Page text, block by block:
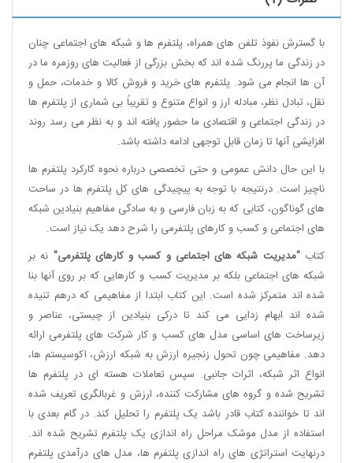
با گسترش نفوذ تلفن های همراه، پلتفرم ها و شبکه های اجتماعی چنان
در زندگی ما پررنگ شده اند که بخش بزرگی از فعالیت های روزمره ما در
آن ها انجام می شود. پلتفرم های خرید و فروش کالا و خدمات، حمل و
نقل، تبادل نظر، مبادله ارز و انواع متنوع و تقریباً بی شماری از پلتفرم ها
در زندگی اجتماعی و اقتصادی ما حضور یافته اند و به نظر می رسد روند
افزایشی آنها تا زمان قابل توجهی ادامه داشته باشد.
با این حال دانش عمومی و حتی تخصصی درباره نحوه کارکرد پلتفرم ها
ناچیز است. درنتیجه با توجه به پیچیدگی های کل پلتفرم ها در ساحت
های گوناگون، کتابی که به زبان فارسی و به سادگی مفاهیم بنیادین شبکه
های اجتماعی و کسب و کارهای پلتفرمی را شرح دهد یک نیاز است.
کتاب"مدیریت شبکه های اجتماعی و کسب و کارهای پلتفرمی" نه بر
شبکه های اجتماعی بلکه بر مدیریت کسب و کارهایی که بر روی آنها بنا
شده اند متمرکز شده است. این کتاب ابتدا از مفاهیمی که درهم تنیده
شده اند ابهام زدایی می کند تا درکی بنیادین از چیستی، عناصر و
زیرساخت های اساسی مدل های کسب و کار شرکت های پلتفرمی ارائه
دهد. مفاهیمی چون تحول زنجیره ارزش به شبکه ارزش، اکوسیستم ها،
انواع اثر شبکه، اثرات جانبی. سپس تعاملات هسته ای در پلتفرم ها
تشریح شده و گروه های مشارکت کننده، ارزش و غربالگری تعریف شده
اند تا خواننده کتاب قادر باشد یک پلتفرم را تحلیل کند. در گام بعدی با
استفاده از مدل موشک مراحل راه اندازی یک پلتفرم تشریح شده اند.
درنهایت استراتژی های راه اندازی پلتفرم ها، مدل های درآمدی پلتفرم